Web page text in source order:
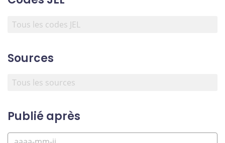
Sources
Publié après